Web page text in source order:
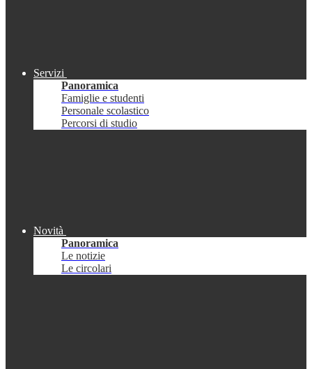
Servizi
Panoramica
Famiglie e studenti
Personale scolastico
Percorsi di studio
Novità
Panoramica
Le notizie
Le circolari